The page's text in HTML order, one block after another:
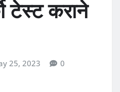
टेस्ट कराने
25, 2023 0